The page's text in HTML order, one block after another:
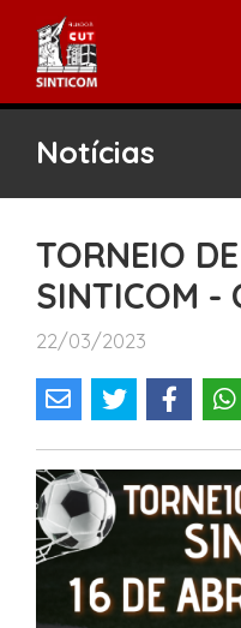
Notícias
TORNEIO
SINTICOM -
22/03/2023